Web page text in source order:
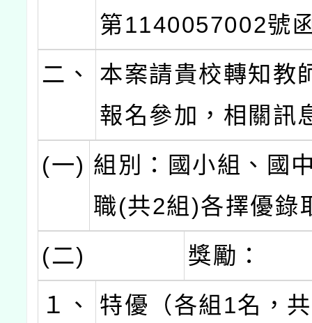
第1140057002號
二、
本案請貴校轉知教
報名參加，相關訊
(一) 組別：國小組、國
職(共2組)各擇優錄
(二)
獎勵：
１、
特優（各組1名，